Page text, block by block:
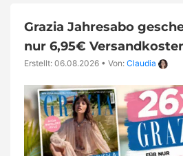
Grazia Jahresabo
nur 6,95€
Erstellt: 06.08.2026 • Von: Claudia